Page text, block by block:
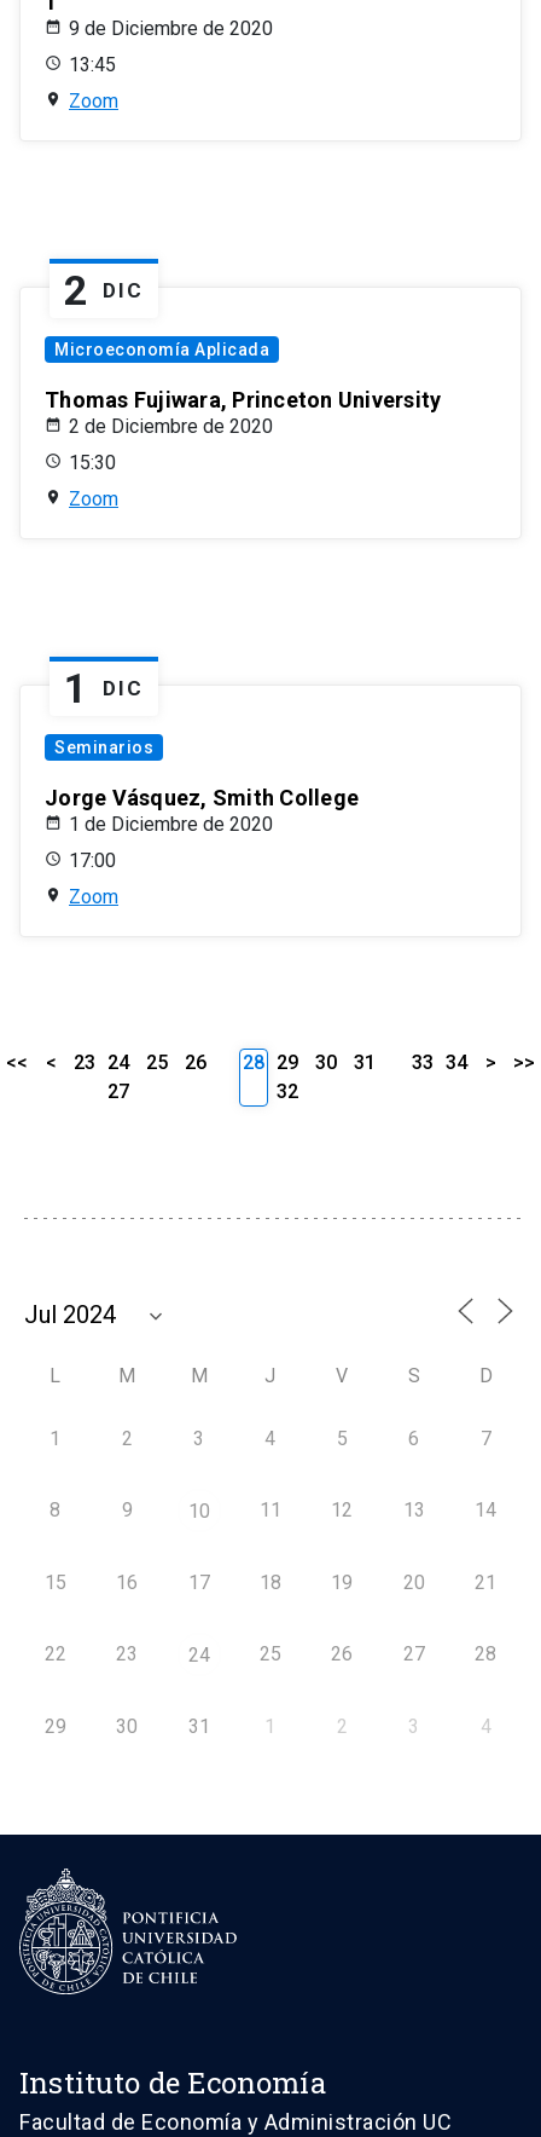
9 de Diciembre de 2020
13:45
Zoom
2 DIC
Microeconomía Aplicada
Thomas Fujiwara, Princeton University
2 de Diciembre de 2020
15:30
Zoom
1 DIC
Seminarios
Jorge Vásquez, Smith College
1 de Diciembre de 2020
17:00
Zoom
<< < 23 24 25
26
27
28 29 30
31
32
33 34 > >>
L M M J V S D
1 2 3 4 5 6 7
8 9 10 11 12 13 14
15 16 17 18 19 20 21
22 23 24 25 26 27 28
29 30 31 1 2 3 4
Instituto de Economía
Facultad de Economía y Administración UC